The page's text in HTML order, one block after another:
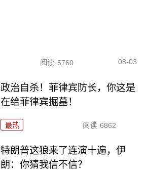
阅读 5760 08-03
政治自杀！菲律宾防长，你这是
在给菲律宾掘墓！
最热 阅读 6862
特朗普这狼来了连演十遍，伊
朗：你猜我信不信？